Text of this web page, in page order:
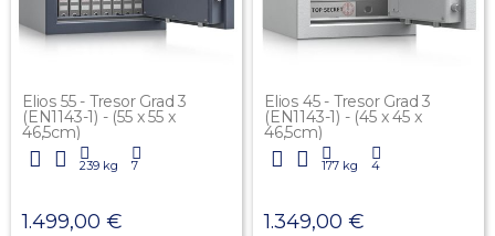
Elios 55 - Tresor Grad 3
(EN1143-1) - (55 x 55 x
46,5cm)
239 kg 7
1.499,00 €
Elios 45 - Tresor Grad 3
(EN1143-1) - (45 x 45 x
46,5cm)
177 kg 4
1.349,00 €